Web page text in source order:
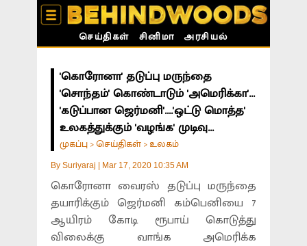
செய்திகள் சினிமா அரசியல்
'கொரோனா' தடுப்பு மருந்தை
'சொந்தம்' கொண்டாடும் 'அமெரிக்கா'...
'கடுப்பான ஜெர்மனி'....'ஒட்டு மொத்த'
உலகத்துக்கும் 'வழங்க' முடிவு...
முகப்பு >செய்திகள் > உலகம்
By Suriyaraj Mar 17, 2020 10:35 AM
கொரோனா வைரஸ் தடுப்பு மருந்தை
தயாரிக்கும் ஜெர்மனி கம்பெனியை 7
ஆயிரம் கோடி ரூபாய் கொடுத்து
விலைக்கு வாங்க அமெரிக்க